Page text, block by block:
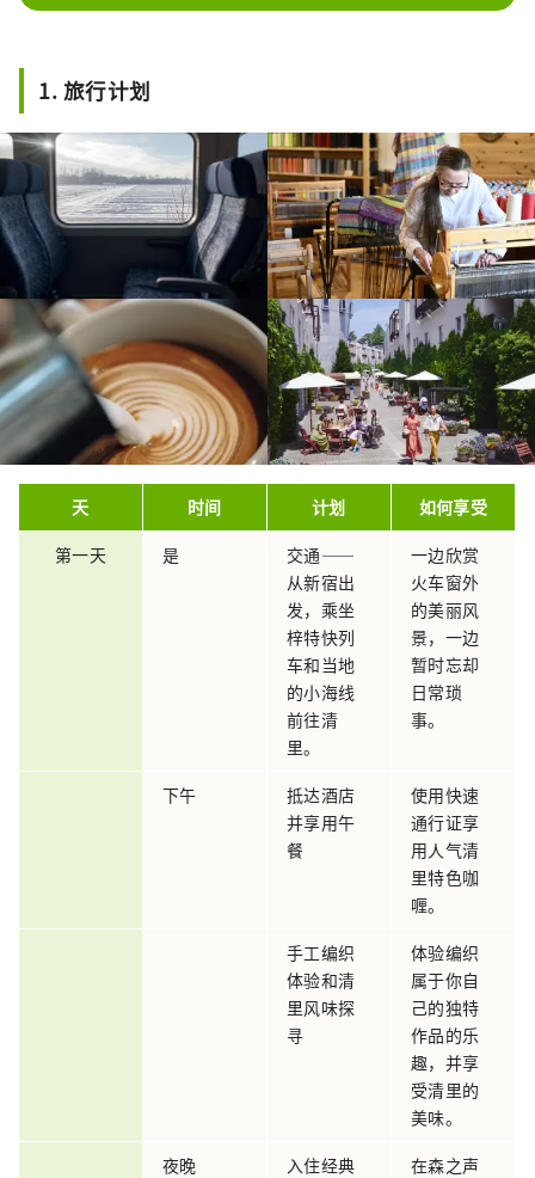
1. 旅行计划
天 时间 计划
如何享受
第一天
是
交通——
从新宿出
发，乘坐
梓特快列
车和当地
的小海线
前往清
里。
一边欣赏
火车窗外
的美丽风
景，一边
暂时忘却
日常琐
事。
下午
抵达酒店
并享用午
餐
使用快速
通行证享
用人气清
里特色咖
喱。
手工编织
体验和清
里风味探
寻
体验编织
属于你自
己的独特
作品的乐
趣，并享
受清里的
美味。
夜晚
入住经典
在森之声